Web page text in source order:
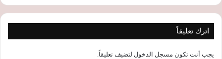
اترك تعليقاً
يجب أنت تكون مسجل الدخول لتضيف تعليقاً.